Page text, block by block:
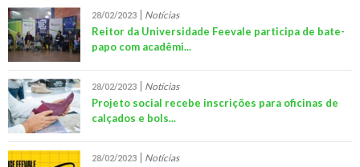
28/02/2023 Notícias
Reitor da Universidade Feevale participa de bate-
papo com acadêmi...
28/02/2023 Notícias
Projeto social recebe inscrições para oficinas de
calçados e bols...
28/02/2023 Notícias